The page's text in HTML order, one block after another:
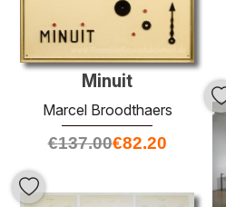
Minuit
Marcel Broodthaers
€137.00€82.20